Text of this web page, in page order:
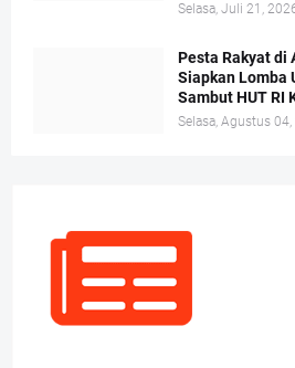
Selasa, Juli 21,
Pesta Rakyat di
Siapkan Lomba
Sambut HUT RI
Selasa, Agustus